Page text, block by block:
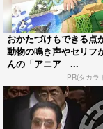
おかたづけもできる点
動物の鳴き声やセリフ
んの「アニア ...
PR(タカラ